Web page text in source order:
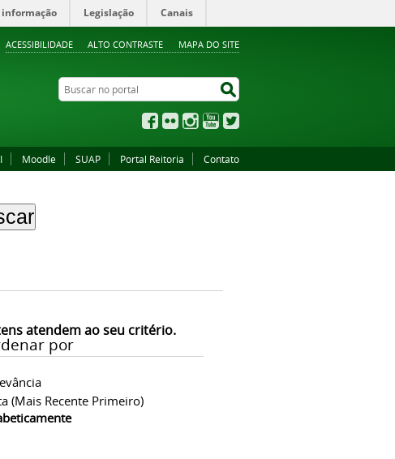
ACESSIBILIDADE ALTO CONTRASTE MAPA DO SITE
informação Legislação Canais
Buscar no portal
Facebook
Flickr InstagramYouTube
Moodle SUAP Portal Reitoria Contato
atendem ao seu critério.
por
(mais Recente Primeiro)